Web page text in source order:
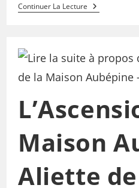
Continuer La Lecture
Maison
Aliette